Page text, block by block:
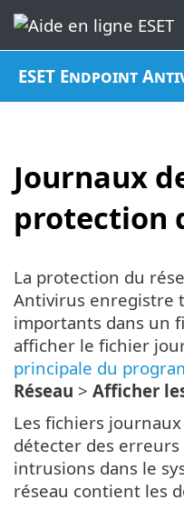
ESET Endpoint
Journaux
protection
La protection du
Antivirus enregistre
importants dans un
afficher le fichier
principale du
Réseau > Afficher
Les fichiers
détecter des erreurs
intrusions dans le
réseau contient les